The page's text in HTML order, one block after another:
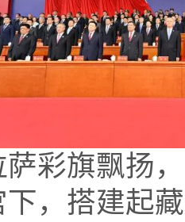
萨彩旗飘扬
下，搭建起